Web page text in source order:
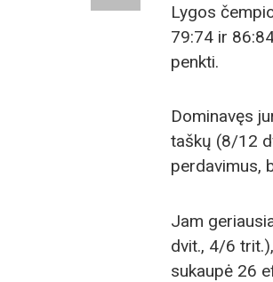
Lygos
79:74 ir
penkti.
Dominavęs
taškų (8/12
perdavimus,
Jam
dvit., 4/6
sukaupė 26